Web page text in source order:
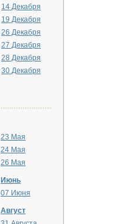
14 Декабря
19 Декабря
26 Декабря
27 Декабря
28 Декабря
30 Декабря
23 Мая
24 Мая
26 Мая
Июнь
07 Июня
Август